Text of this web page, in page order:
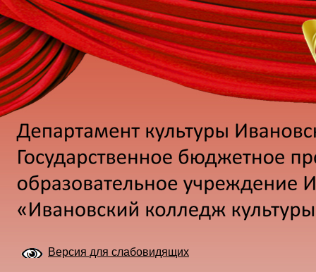
Версия для слабовидящих